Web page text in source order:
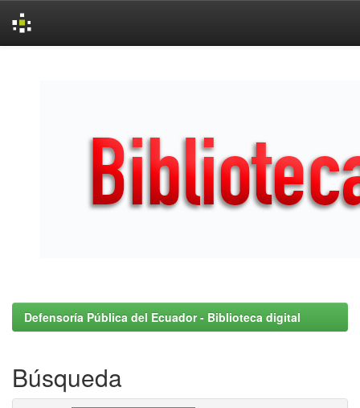
Defensoría Pública del Ecuador - Biblioteca digital
Búsqueda